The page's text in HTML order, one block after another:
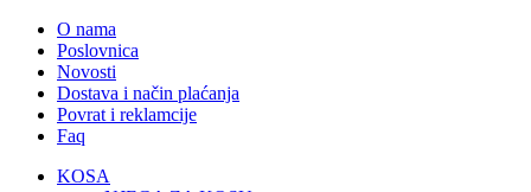
O nama
Poslovnica
Novosti
Dostava i način plaćanja
Povrat i reklamcije
Faq
KOSA